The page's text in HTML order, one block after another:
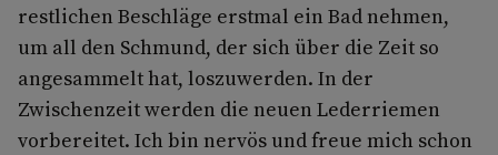
restlichen Beschläge erstmal ein Bad nehmen,
um all den Schmund, der sich über die Zeit so
angesammelt hat, loszuwerden. In der
Zwischenzeit werden die neuen Lederriemen
vorbereitet. Ich bin nervös und freue mich schon